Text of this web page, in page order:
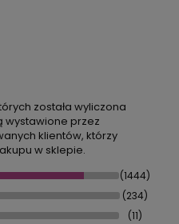
została wyliczona
wystawione przez
klientów, którzy
w sklepie.
(1444)
(234)
(11)